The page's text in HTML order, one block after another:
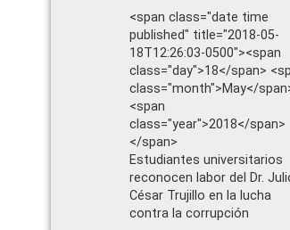
<span class="date time
published" title="2018-05-
18T12:26:03-0500"><span
class="day">18</span>
class="month">May</
<span
class="year">2018</span>
</span>
Estudiantes universitarios
reconocen labor del Dr.
César Trujillo en la lucha
contra la corrupción